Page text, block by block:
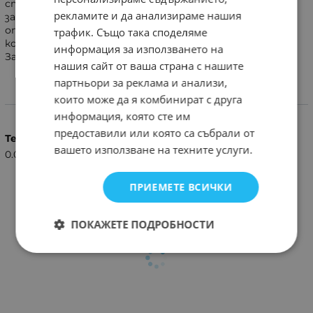
стойност,
за да се увеличи усилването. Динамиката се определя
от
кондензатора С3.
Захранващо напрежение - от 9 до 15V.
Характеристики
Тегло (кг.)
0.03
рекламите и да анализираме нашия
трафик. Също така споделяме
информация за използването на
нашия сайт от ваша страна с нашите
партньори за реклама и анализи,
които може да я комбинират с друга
информация, която сте им
предоставили или която са събрали от
вашето използване на техните услуги.
ПРИЕМЕТЕ ВСИЧКИ
ПОКАЖЕТЕ ПОДРОБНОСТИ